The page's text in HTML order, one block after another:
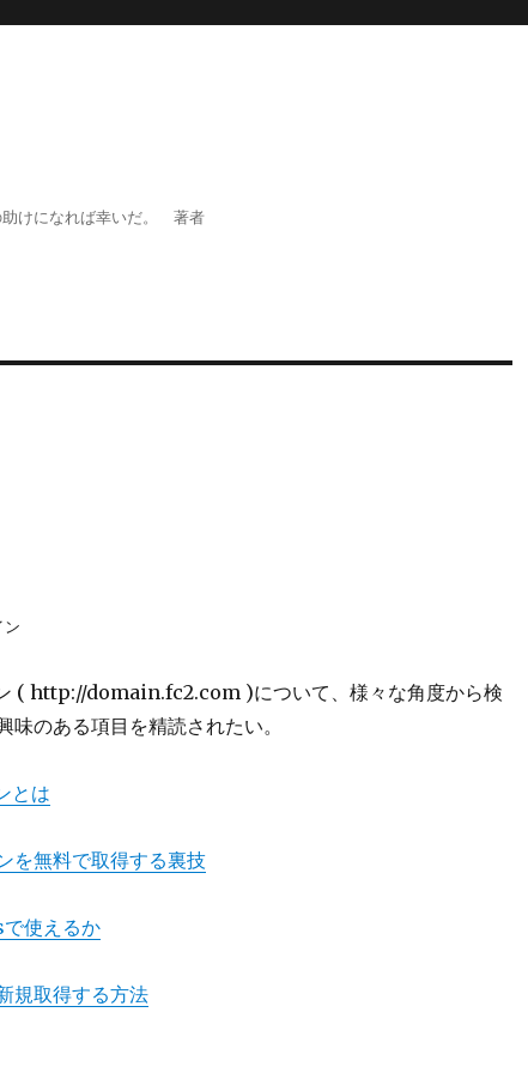
助けになれば幸いだ。 著者
( http://domain.fc2.com )について、様々な角度から検
味のある項目を精読されたい。
とは
を無料で取得する裏技
使えるか
規取得する方法